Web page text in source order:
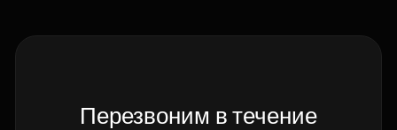
Перезвоним в течение